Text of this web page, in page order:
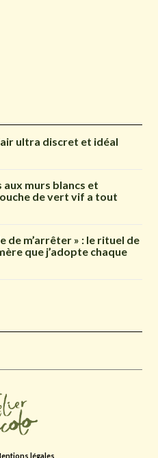
ultra discret et idéal
aux murs blancs et
de vert vif a tout
de m’arrêter » : le rituel de
que j’adopte chaque
légales